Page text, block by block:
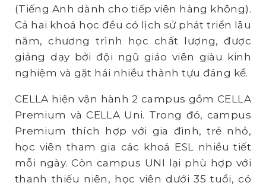
(Tiếng Anh dành cho tiếp viên hàng không).
Cả hai khoá học đều có lịch sử phát triển lâu
năm, chương trình học chất lượng, được
giảng dạy bởi đội ngũ giáo viên giàu kinh
nghiệm và gặt hái nhiều thành tựu đáng kể.
CELLA hiện vận hành 2 campus gồm CELLA
Premium và CELLA Uni. Trong đó, campus
Premium thích hợp với gia đình, trẻ nhỏ,
học viên tham gia các khoá ESL nhiều tiết
mỗi ngày. Còn campus UNI lại phù hợp với
thanh thiếu niên, học viên dưới 35 tuổi, có